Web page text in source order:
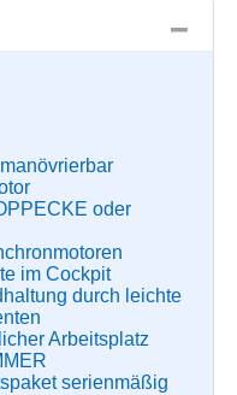
oder
im Cockpit
durch leichte
Arbeitsplatz
serienmäßig